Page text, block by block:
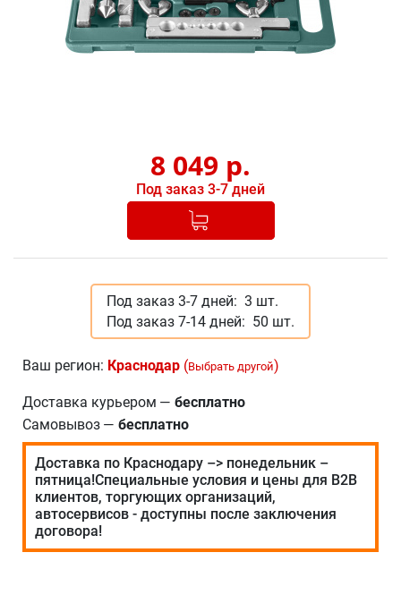
8 049 р.
Под заказ 3-7 дней
Добавлено в корзину
Под заказ 3-7 дней: 3 шт.
Под заказ 7-14 дней: 50 шт.
Ваш регион: Краснодар (Выбрать другой)
Доставка курьером — бесплатно
Самовывоз — бесплатно
Доставка по Краснодару –> понедельник –
пятница!Специальные условия и цены для В2В
клиентов, торгующих организаций,
автосервисов - доступны после заключения
договора!